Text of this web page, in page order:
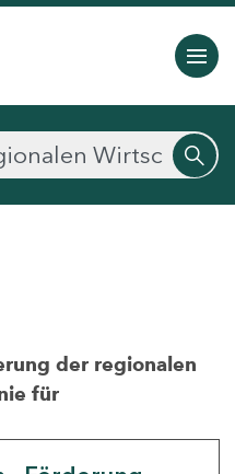
der regionalen
für